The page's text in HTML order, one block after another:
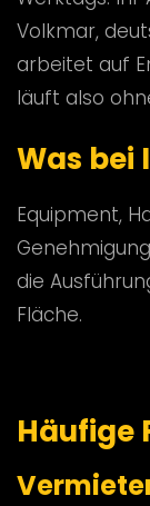
Volkmar,
arbeitet auf
läuft also
Was bei
Equipment,
die
Fläche.
Häufige